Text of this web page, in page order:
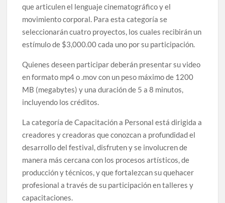
que articulen el lenguaje cinematográfico y el
movimiento corporal. Para esta categoría se
seleccionarán cuatro proyectos, los cuales recibirán un
estímulo de $3,000.00 cada uno por su participación.
Quienes deseen participar deberán presentar su video
en formato mp4 o .mov con un peso máximo de 1200
MB (megabytes) y una duración de 5 a 8 minutos,
incluyendo los créditos.
La categoría de Capacitación a Personal está dirigida a
creadores y creadoras que conozcan a profundidad el
desarrollo del festival, disfruten y se involucren de
manera más cercana con los procesos artísticos, de
producción y técnicos, y que fortalezcan su quehacer
profesional a través de su participación en talleres y
capacitaciones.